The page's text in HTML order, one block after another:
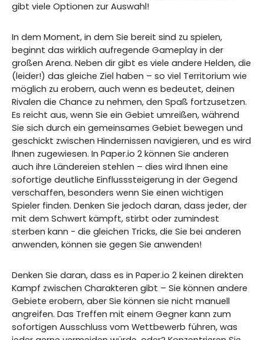
gibt viele Optionen zur Auswahl!
In dem Moment, in dem Sie bereit sind zu spielen,
beginnt das wirklich aufregende Gameplay in der
großen Arena. Neben dir gibt es viele andere Helden, die
(leider!) das gleiche Ziel haben – so viel Territorium wie
möglich zu erobern, auch wenn es bedeutet, deinen
Rivalen die Chance zu nehmen, den Spaß fortzusetzen.
Es reicht aus, wenn Sie ein Gebiet umreißen, während
Sie sich durch ein gemeinsames Gebiet bewegen und
geschickt zwischen Hindernissen navigieren, und es wird
Ihnen zugewiesen. In Paper.io 2 können Sie anderen
auch ihre Ländereien stehlen – dies wird Ihnen eine
sofortige deutliche Einflusssteigerung in der Gegend
verschaffen, besonders wenn Sie einen wichtigen
Spieler finden. Denken Sie jedoch daran, dass jeder, der
mit dem Schwert kämpft, stirbt oder zumindest
sterben kann - die gleichen Tricks, die Sie bei anderen
anwenden, können sie gegen Sie anwenden!
Denken Sie daran, dass es in Paper.io 2 keinen direkten
Kampf zwischen Charakteren gibt – Sie können andere
Gebiete erobern, aber Sie können sie nicht manuell
angreifen. Das Treffen mit einem Gegner kann zum
sofortigen Ausschluss vom Wettbewerb führen, was